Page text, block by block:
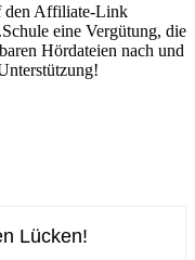
den Affiliate-Link
eine Vergütung, die
Hördateien nach und